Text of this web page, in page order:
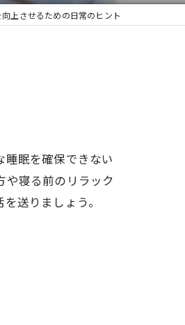
上させるための日常のヒント
眠を確保できない
や寝る前のリラック
送りましょう。